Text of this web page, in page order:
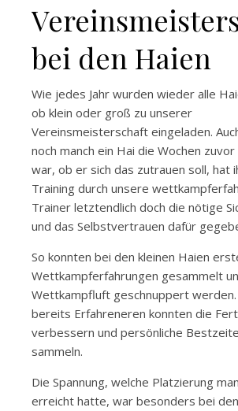
bei den Haien
Wie jedes Jahr wurden wieder alle
ob klein oder groß zu unserer
Vereinsmeisterschaft eingeladen.
noch manch ein Hai die Wochen
war, ob er sich das zutrauen soll, hat
Training durch unsere
Trainer letztendlich doch die nötige
und das Selbstvertrauen dafür
So konnten bei den kleinen Haien
Wettkampferfahrungen gesammelt
Wettkampfluft geschnuppert werden.
bereits Erfahreneren konnten die
verbessern und persönliche
sammeln.
Die Spannung, welche Platzierung man
erreicht hatte, war besonders bei den